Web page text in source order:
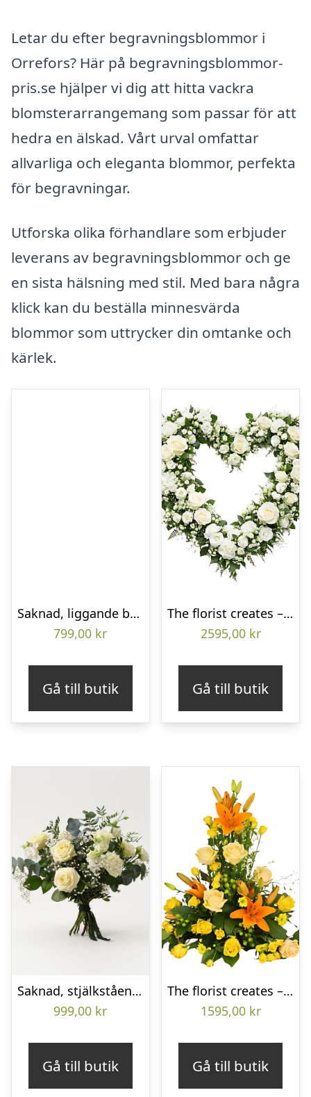
Letar du efter begravningsblommor i
Orrefors? Här på begravningsblommor-
pris.se hjälper vi dig att hitta vackra
blomsterarrangemang som passar för att
hedra en älskad. Vårt urval omfattar
allvarliga och eleganta blommor, perfekta
för begravningar.
Utforska olika förhandlare som erbjuder
leverans av begravningsblommor och ge
en sista hälsning med stil. Med bara några
klick kan du beställa minnesvärda
blommor som uttrycker din omtanke och
kärlek.
Saknad, liggande bukett
799,00 kr
Gå till butik
The florist creates – Funeral heart
2595,00 kr
Gå till butik
Saknad, stjälkstående bukett
999,00 kr
Gå till butik
The florist creates – Funeral decoration
1595,00 kr
Gå till butik